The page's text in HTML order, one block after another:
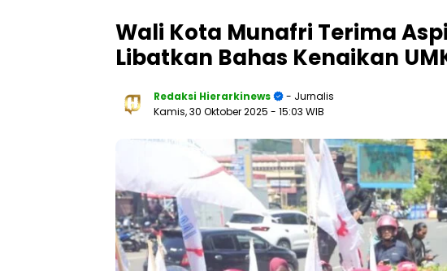
Wali Kota Munafri Terima
Libatkan Bahas Kenaikan
Redaksi Hierarkinews
- Jurnalis
Kamis, 30 Oktober 2025 - 15:03 WIB